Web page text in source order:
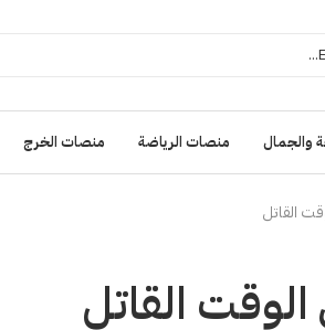
والجمال منصات الرياضة منصات الخرج
القاتل
القاتل